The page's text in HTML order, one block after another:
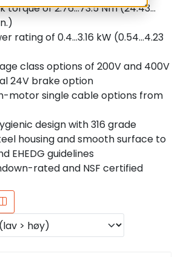
torque of 2.76…73.5 Nm (24.43…
rating of 0.4…3.16 kW (0.54...4.23
class options of 200V and 400V
24V brake option
motor single cable options from
design with 316 grade
housing and smooth surface to
EHEDG guidelines
rated and NSF certified